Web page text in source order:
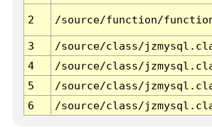
2 /source/function/
3 /source/class/
4
/source/class/
5
/source/class/
6
/source/class/